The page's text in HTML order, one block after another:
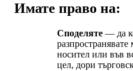
Имате право на:
Споделяте — да
разпространявате
носител или във
цел, дори